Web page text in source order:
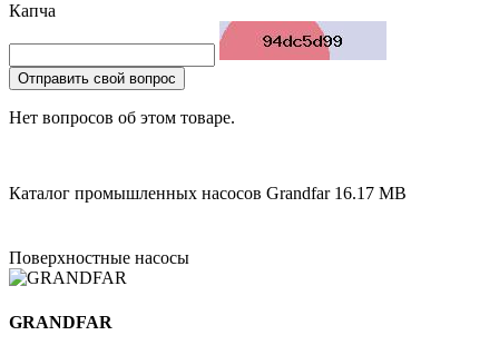
Капча
Отправить свой вопрос
Нет вопросов об этом товаре.
Каталог промышленных насосов Grandfar 16.17 MB
Поверхностные насосы
GRANDFAR